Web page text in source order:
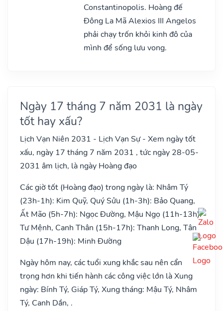
Constantinopolis. Hoàng đế
Đông La Mã Alexios III Angelos
phải chạy trốn khỏi kinh đô của
mình để sống lưu vong.
Ngày 17 tháng 7 năm 2031 là ngày
tốt hay xấu?
Lịch Vạn Niên 2031 - Lịch Vạn Sự - Xem ngày tốt
xấu, ngày 17 tháng 7 năm 2031 , tức ngày 28-05-
2031 âm lịch, là ngày Hoàng đạo
Các giờ tốt (Hoàng đạo) trong ngày là: Nhâm Tý
(23h-1h): Kim Quỹ, Quý Sửu (1h-3h): Bảo Quang,
Ất Mão (5h-7h): Ngọc Đường, Mậu Ngọ (11h-13h):
Tư Mệnh, Canh Thân (15h-17h): Thanh Long, Tân
Dậu (17h-19h): Minh Đường
Ngày hôm nay, các tuổi xung khắc sau nên cẩn
trọng hơn khi tiến hành các công việc lớn là Xung
ngày: Bính Tý, Giáp Tý, Xung tháng: Mậu Tý, Nhâm
Tý, Canh Dần, .